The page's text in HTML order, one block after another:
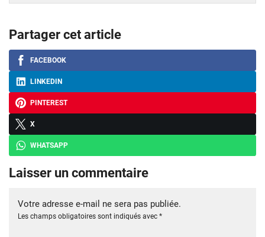
Partager cet article
FACEBOOK
LINKEDIN
PINTEREST
X
WHATSAPP
Laisser un commentaire
Votre adresse e-mail ne sera pas publiée.
Les champs obligatoires sont indiqués avec *